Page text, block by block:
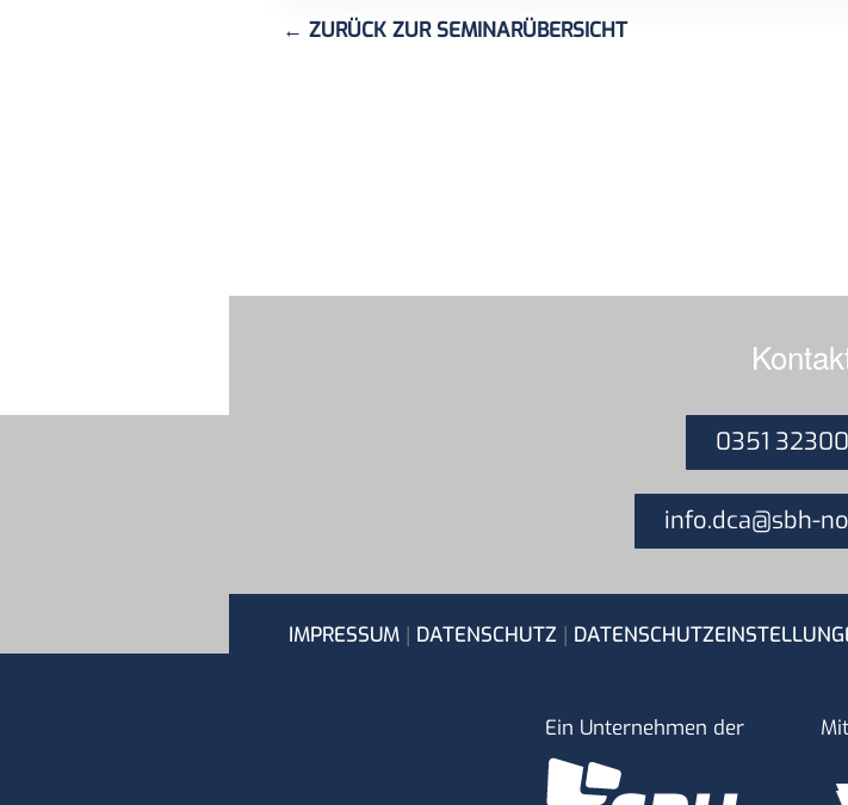
← ZURÜCK ZUR SEMINARÜBERSICHT
0351
info.dca@sbh-
IMPRESSUM | DATENSCHUTZ |
Ein Unternehmen der